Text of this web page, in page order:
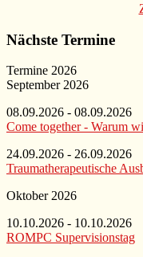
Nächste Termine
Termine 2026
September 2026
08.09.2026 - 08.09.2026
Come together - Warum
24.09.2026 - 26.09.2026
Traumatherapeutische
Oktober 2026
10.10.2026 - 10.10.2026
ROMPC Supervisionstag